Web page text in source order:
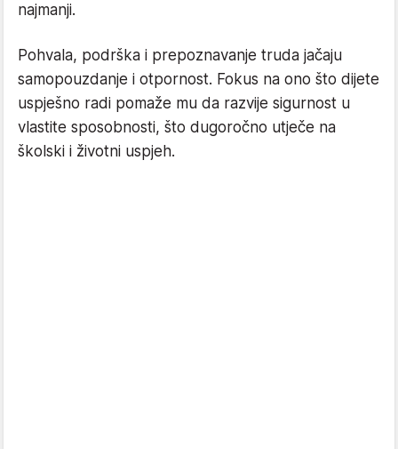
najmanji.
Pohvala, podrška i prepoznavanje truda jačaju
samopouzdanje i otpornost. Fokus na ono što dijete
uspješno radi pomaže mu da razvije sigurnost u
vlastite sposobnosti, što dugoročno utječe na
školski i životni uspjeh.